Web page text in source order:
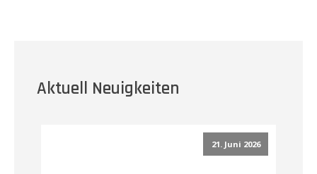
Aktuell Neuigkeiten
21. Juni 2026